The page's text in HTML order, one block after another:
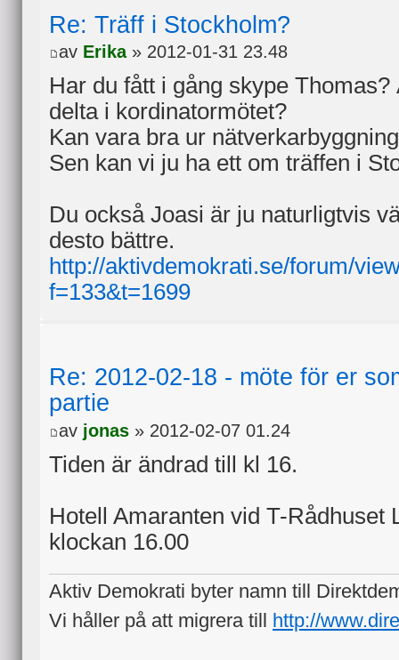
Re: Träff i Stockholm?
av Erika» 2012-01-31 23.48
Har du fått i gång skype
delta i kordinatormötet?
Kan vara bra ur
Sen kan vi ju ha ett om träffen i
Du också Joasi är ju naturligtvis
desto bättre.
http://aktivdemokrati.se/forum/
f=133&t=1699
Re: 2012-02-18 - möte för er
partie
av jonas » 2012-02-07 01.24
Tiden är ändrad till kl 16.
Hotell Amaranten vid T-Rådhuset
klockan 16.00
Aktiv Demokrati byter namn till
Vi håller på att migrera till
http://